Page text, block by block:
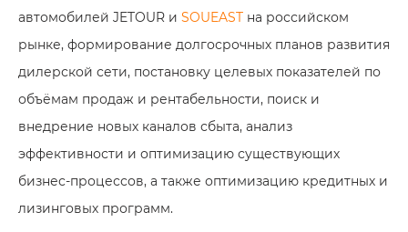
автомобилей JETOUR и SOUEAST на российском
рынке, формирование долгосрочных планов развития
дилерской сети, постановку целевых показателей по
объёмам продаж и рентабельности, поиск и
внедрение новых каналов сбыта, анализ
эффективности и оптимизацию существующих
бизнес‑процессов, а также оптимизацию кредитных и
лизинговых программ.